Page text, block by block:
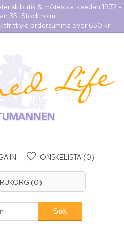
butik & mötesplats sedan 1972 -
35, Stockholm
vid ordersumma över 650 kr
IN ÖNSKELISTA (0)
(0)